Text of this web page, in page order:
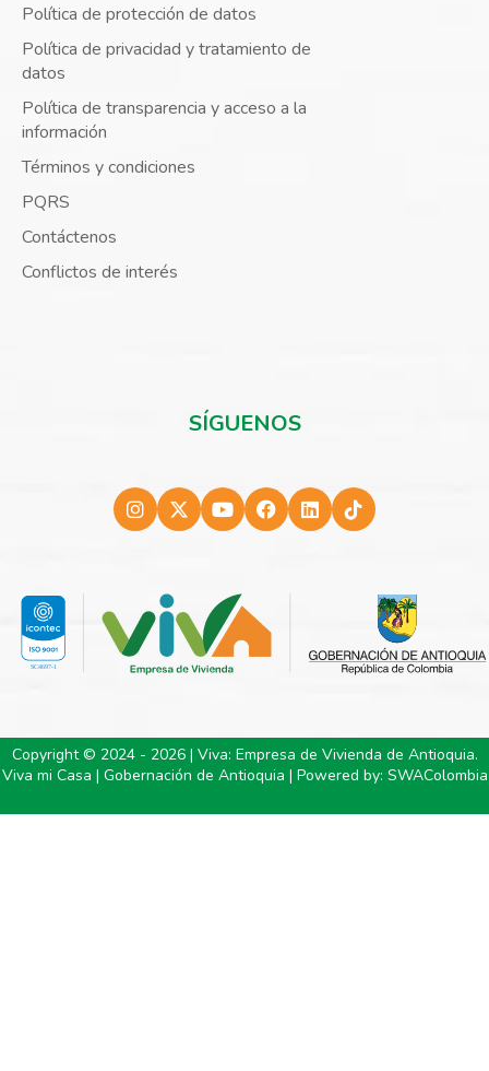
Política de protección de datos
Política de privacidad y tratamiento de
datos
Política de transparencia y acceso a la
información
Términos y condiciones
PQRS
Contáctenos
Conflictos de interés
SÍGUENOS
Copyright © 2024 - 2026 | Viva: Empresa de Vivienda de Antioquia.
Viva mi Casa | Gobernación de Antioquia | Powered by: SWAColombia